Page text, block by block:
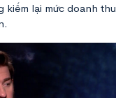
kiếm lại mức doanh thu